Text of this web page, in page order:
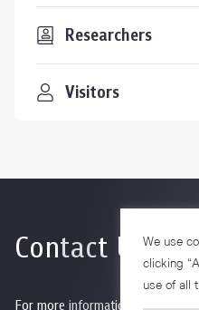
Researchers
Visitors
Contact Us
For more information please
We use
clicking
use of all